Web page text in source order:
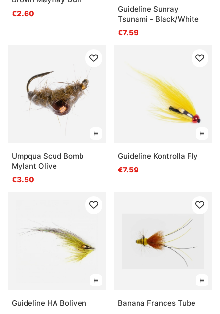
€2.60
Guideline Sunray
Tsunami - Black/White
€7.59
Umpqua Scud Bomb
Mylant Olive
€3.50
Guideline Kontrolla Fly
€7.59
Guideline HA Boliven
Banana Frances Tube